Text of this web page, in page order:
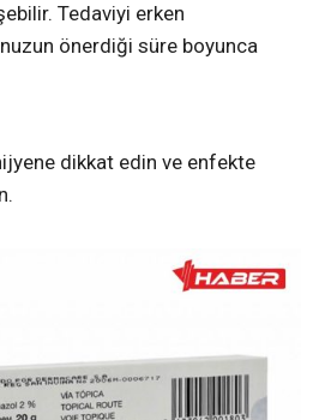
Tedaviyi erken
önerdiği süre boyunca
dikkat edin ve enfekte